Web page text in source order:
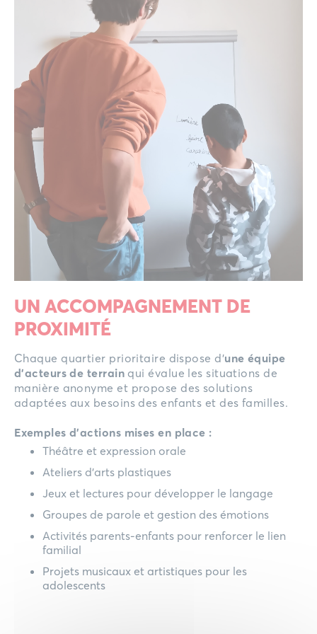
UN ACCOMPAGNEMENT DE
PROXIMITÉ
Chaque quartier prioritaire dispose d’une équipe
d’acteurs de terrain qui évalue les situations de
manière anonyme et propose des solutions
adaptées aux besoins des enfants et des familles.
Exemples d’actions mises en place :
Théâtre et expression orale
Ateliers d’arts plastiques
Jeux et lectures pour développer le langage
Groupes de parole et gestion des émotions
Activités parents-enfants pour renforcer le lien
familial
Projets musicaux et artistiques pour les
adolescents